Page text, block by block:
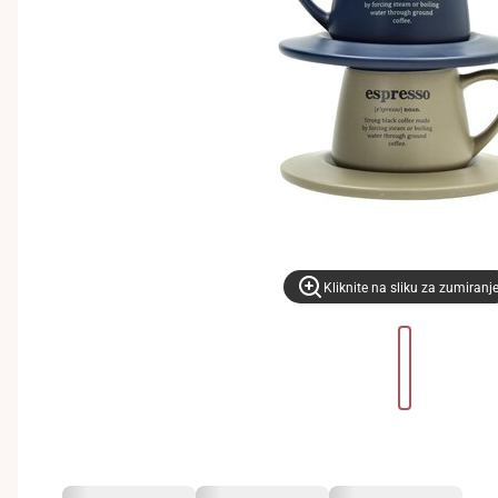
Kliknite na sliku za zumiranje